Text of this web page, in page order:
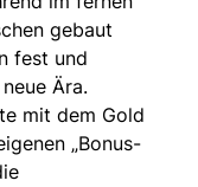
gebaut
fest und
Ära.
mit dem Gold
„Bonus-